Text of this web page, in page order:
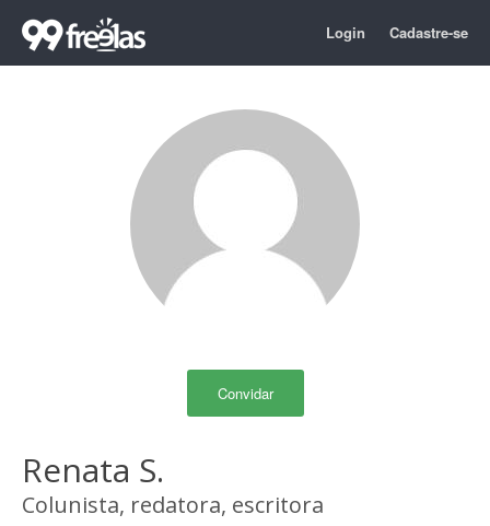
Login Cadastre-se
Convidar
Renata S.
Colunista, redatora, escritora